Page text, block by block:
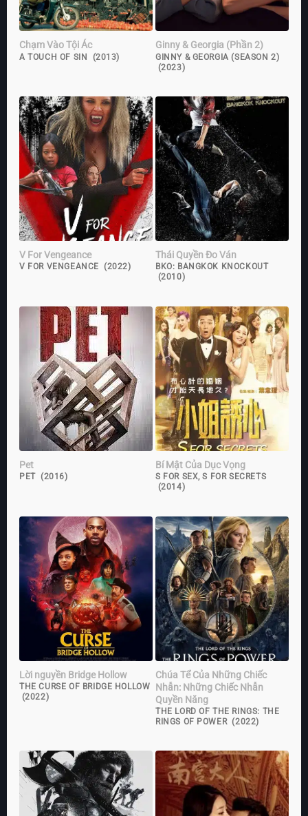
Chạm Vào Tội Ác
A TOUCH OF SIN (2013)
Ginny & Georgia (Phần 2)
GINNY & GEORGIA (SEASON 2)
(2023)
V For Vengeance
V FOR VENGEANCE (2022)
Thái Quyền Đo Ván
BKO: BANGKOK KNOCKOUT
(2010)
Pet
PET (2016)
Bí Mật Của Dục Vọng
S FOR SEX, S FOR SECRETS
(2014)
Lời nguyền Bridge Hollow
THE CURSE OF BRIDGE HOLLOW
(2022)
Chúa Tể Của Những Chiếc
Nhẫn: Những Chiếc Nhẫn
Quyền Năng
THE LORD OF THE RINGS: THE
RINGS OF POWER (2022)